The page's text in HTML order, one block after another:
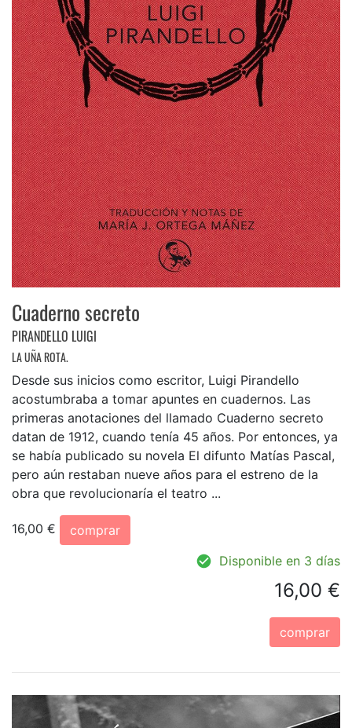
Cuaderno secreto
PIRANDELLO LUIGI
LA UÑA ROTA.
Desde sus inicios como escritor, Luigi Pirandello
acostumbraba a tomar apuntes en cuadernos. Las
primeras anotaciones del llamado Cuaderno secreto
datan de 1912, cuando tenía 45 años. Por entonces, ya
se había publicado su novela El difunto Matías Pascal,
pero aún restaban nueve años para el estreno de la
obra que revolucionaría el teatro ...
16,00 €
comprar
Disponible en 3 días
16,00 €
comprar